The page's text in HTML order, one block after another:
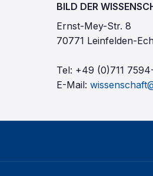
BILD DER
Ernst-Mey-Str. 8
70771 Leinfelden-
Tel: +49 (0)711
E-Mail: